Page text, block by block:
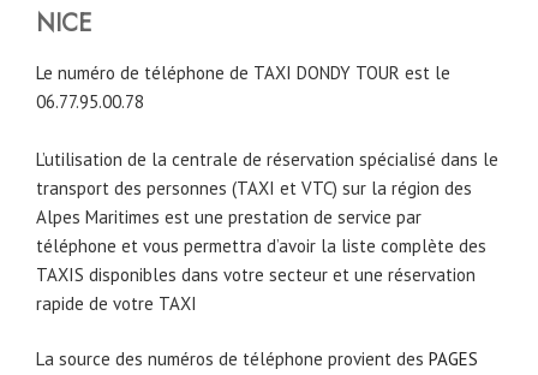
NICE
Le numéro de téléphone de TAXI DONDY TOUR est le
06.77.95.00.78
L’utilisation de la centrale de réservation spécialisé dans le
transport des personnes (TAXI et VTC) sur la région des
Alpes Maritimes est une prestation de service par
téléphone et vous permettra d’avoir la liste complète des
TAXIS disponibles dans votre secteur et une réservation
rapide de votre TAXI
La source des numéros de téléphone provient des PAGES